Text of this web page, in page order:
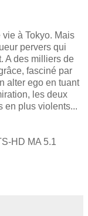
à Tokyo. Mais
pervers qui
A des milliers de
fasciné par
alter ego en tuant
les deux
en plus violents...
HD MA 5.1